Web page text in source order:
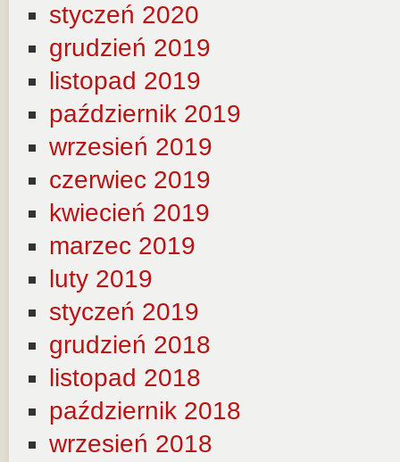
styczeń 2020
grudzień 2019
listopad 2019
październik 2019
wrzesień 2019
czerwiec 2019
kwiecień 2019
marzec 2019
luty 2019
styczeń 2019
grudzień 2018
listopad 2018
październik 2018
wrzesień 2018